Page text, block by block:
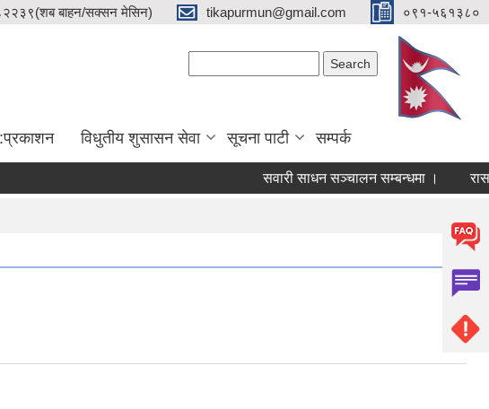
बाहन/सक्सन मेसिन) tikapurmun@gmail.com ०९१-५६१३८०
विधुतीय शुसासन सेवा सूचना पाटी सम्पर्क
सवारी साधन सञ्चालन सम्बन्धमा ।